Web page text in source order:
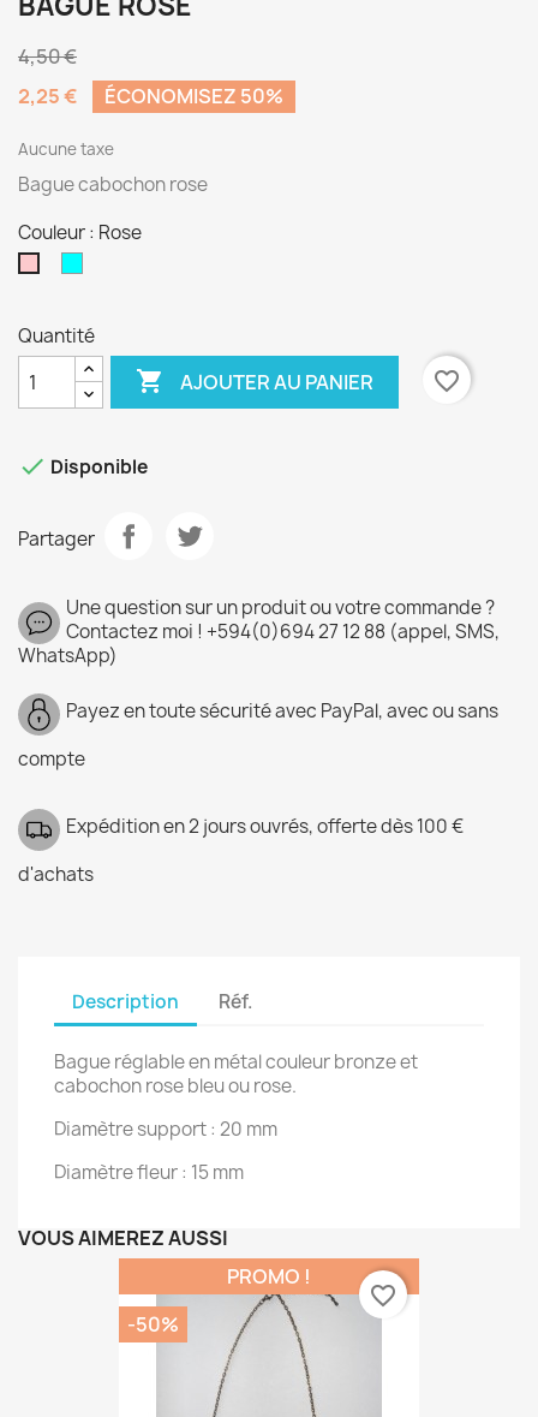
4,50 €
2,25 €
ÉCONOMISEZ 50%
Aucune taxe
Bague cabochon rose
Couleur : Rose
Quantité
 AJOUTER AU PANIER favorite_border
 Disponible
Partager
Une question sur un produit ou votre commande ?
Contactez moi ! +594(0)694 27 12 88 (appel, SMS,
WhatsApp)
Payez en toute sécurité avec PayPal, avec ou sans
compte
Expédition en 2 jours ouvrés, offerte dès 100 €
d'achats
Description Réf.
Bague réglable en métal couleur bronze et
cabochon rose bleu ou rose.
Diamètre support : 20 mm
Diamètre fleur : 15 mm
VOUS AIMEREZ AUSSI
PROMO !
-50%
favorite_border